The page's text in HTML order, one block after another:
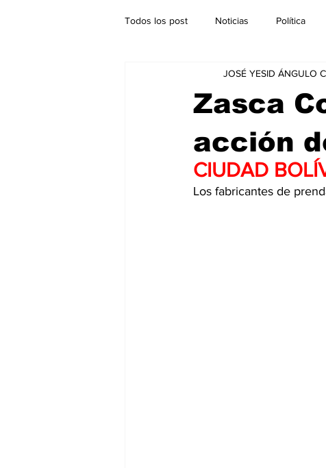
Todos los post Noticias Política
Presidencia 2022 Globalización
Zasca
acción
JOSÉ YESID ÁNGULO
CIUDAD
Los fabricantes de